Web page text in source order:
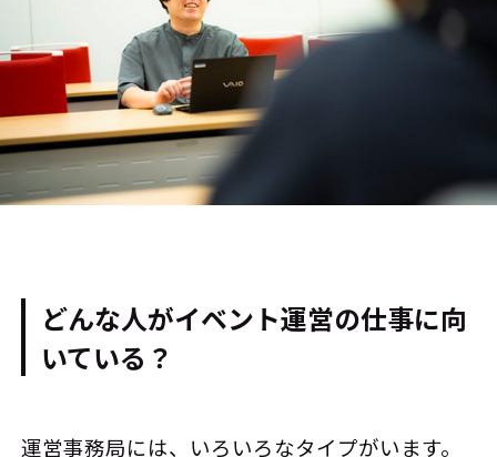
どんな人がイベント運営の仕事に向
いている？
運営事務局には、いろいろなタイプがいます。